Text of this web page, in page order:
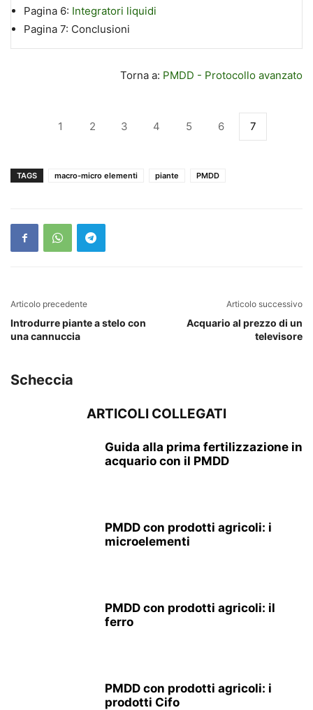
Pagina 6: Integratori liquidi
Pagina 7: Conclusioni
Torna a: PMDD - Protocollo avanzato
1 2 3 4 5 6 7
TAGS macro-micro elementi piante PMDD
Articolo precedente
Introdurre piante a stelo con
una cannuccia
Articolo successivo
Acquario al prezzo di un
televisore
Scheccia
ARTICOLI COLLEGATI
Guida alla prima fertilizzazione in
acquario con il PMDD
PMDD con prodotti agricoli: i
microelementi
PMDD con prodotti agricoli: il
ferro
PMDD con prodotti agricoli: i
prodotti Cifo